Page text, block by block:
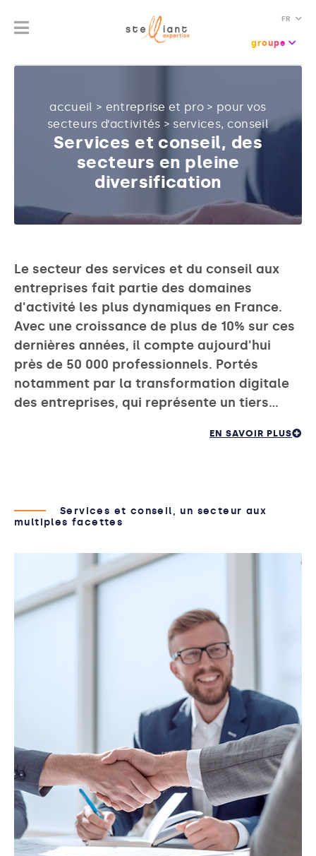
FR
groupe
accueil > entreprise et pro > pour vos
secteurs d’activités > services, conseil
Services et conseil, des
secteurs en pleine
diversification
Le secteur des services et du conseil aux
entreprises fait partie des domaines
d'activité les plus dynamiques en France.
Avec une croissance de plus de 10% sur ces
dernières années, il compte aujourd'hui
près de 50 000 professionnels. Portés
notamment par la transformation digitale
des entreprises, qui représente un tiers…
EN SAVOIR PLUS
Services et conseil, un secteur aux
multiples facettes